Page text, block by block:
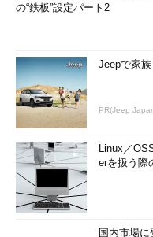
の“鉄板”設定パート2
Jeepで家
PR(Jeep
Linux／
erを扱う際
国内市場